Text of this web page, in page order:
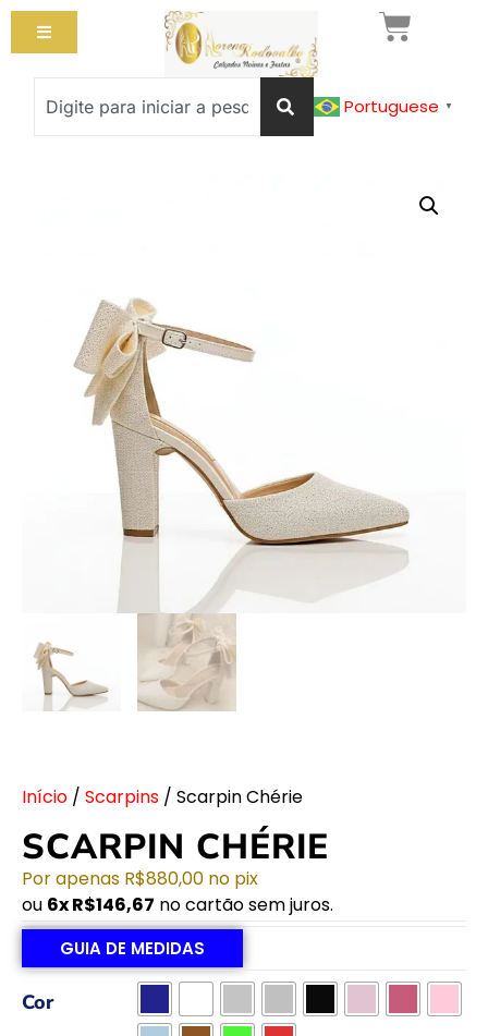
Portuguese ▼
Início / Scarpins / Scarpin Chérie
SCARPIN CHÉRIE
Por apenas R$880,00 no pix
ou 6xR$146,67 no cartão sem juros.
GUIA DE MEDIDAS
Cor